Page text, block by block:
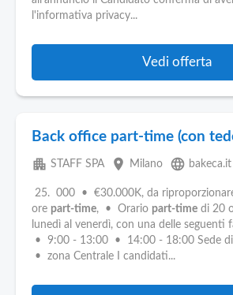
Aziende
l'informativa privacy...
Vedi offerta
Back office part-time (con
apartment STAFF SPA place Milano language bakeca.it
25. 000 • €30.000K, da
ore part-time, • Orario part-time di 20
lunedì al venerdì, con una delle seguenti
• 9:00 - 13:00 • 14:00 - 18:00 Sede
• zona Centrale I candidati...